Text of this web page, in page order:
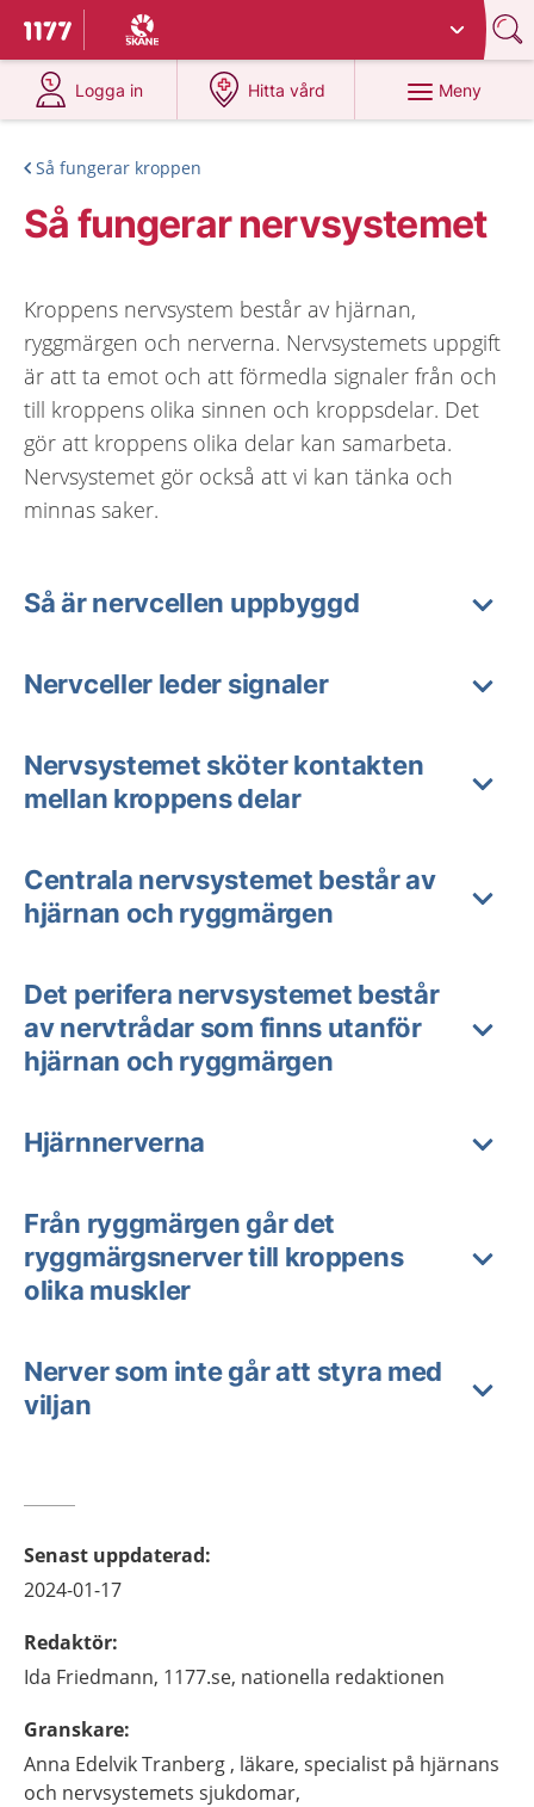
Till startsidan för 1177
Du har valt region
Logga in
på 1177.se
Hitta vård
på 1177.se
Meny
Så fungerar kroppen
Så fungerar nervsystemet
Kroppens nervsystem består av hjärnan,
ryggmärgen och nerverna. Nervsystemets uppgift
är att ta emot och att förmedla signaler från och
till kroppens olika sinnen och kroppsdelar. Det
gör att kroppens olika delar kan samarbeta.
Nervsystemet gör också att vi kan tänka och
minnas saker.
Så är nervcellen uppbyggd
Nervceller leder signaler
Nervsystemet sköter kontakten
mellan kroppens delar
Centrala nervsystemet består av
hjärnan och ryggmärgen
Det perifera nervsystemet består
av nervtrådar som finns utanför
hjärnan och ryggmärgen
Hjärnnerverna
Från ryggmärgen går det
ryggmärgsnerver till kroppens
olika muskler
Nerver som inte går att styra med
viljan
Senast uppdaterad:
2024-01-17
Redaktör:
Ida Friedmann, 1177.se, nationella redaktionen
Granskare:
Anna Edelvik Tranberg , läkare, specialist på hjärnans
och nervsystemets sjukdomar,